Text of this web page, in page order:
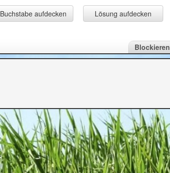
Buchstabe aufdecken Lösung aufdecken
Blockieren